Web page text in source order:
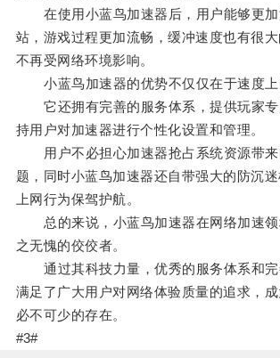
在使用小蓝鸟加速器后，用户能够更加
站，游戏过程更加流畅，缓冲速度也有很
不再受网络环境影响。
小蓝鸟加速器的优势不仅仅在于速度上
它还拥有完善的服务体系，提供玩家专
持用户对加速器进行个性化设置和管理。
用户不必担心加速器抢占系统资源带来
题，同时小蓝鸟加速器还自带强大的防沉
上网行为保驾护航。
总的来说，小蓝鸟加速器在网络加速领
之无愧的佼佼者。
通过其科技力量，优秀的服务体系和完
满足了广大用户对网络体验质量的追求，
必不可少的存在。
#3#